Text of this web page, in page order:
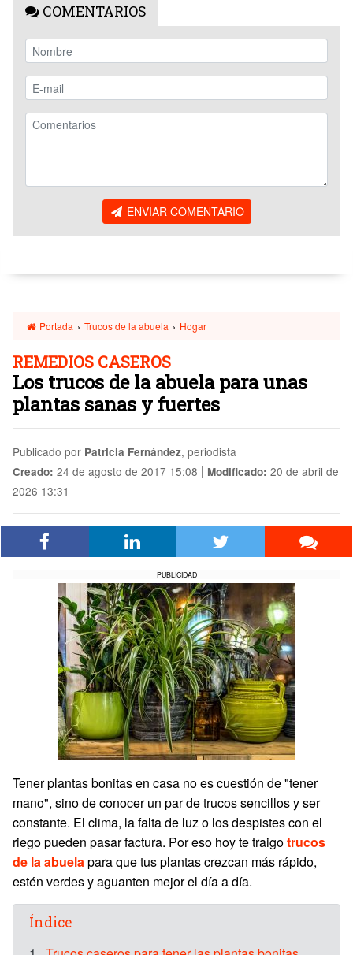
COMENTARIOS
ENVIAR COMENTARIO
Portada › Trucos de la abuela › Hogar
REMEDIOS CASEROS
Los trucos de la abuela para unas
plantas sanas y fuertes
Publicado por Patricia Fernández, periodista
Creado: 24 de agosto de 2017 15:08 | Modificado: 20 de abril de
2026 13:31
PUBLICIDAD
Tener plantas bonitas en casa no es cuestión de "tener
mano", sino de conocer un par de trucos sencillos y ser
constante. El clima, la falta de luz o los despistes con el
riego pueden pasar factura. Por eso hoy te traigotrucos
de la abuelapara que tus plantas crezcan más rápido,
estén verdes y aguanten mejor el día a día.
Índice